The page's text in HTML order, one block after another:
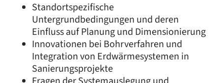
Standortspezifische
Untergrundbedingungen und deren
Einfluss auf Planung und Dimensionierung
Innovationen bei Bohrverfahren und
Integration von Erdwärmesystemen in
Sanierungsprojekte